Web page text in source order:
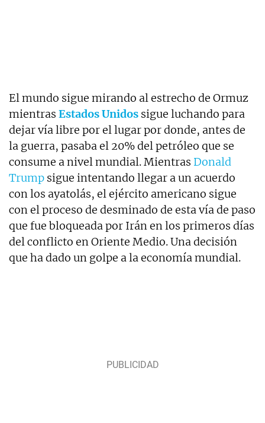
El mundo sigue mirando al estrecho de Ormuz
mientras Estados Unidos sigue luchando para
dejar vía libre por el lugar por donde, antes de
la guerra, pasaba el 20% del petróleo que se
consume a nivel mundial. Mientras Donald
Trump sigue intentando llegar a un acuerdo
con los ayatolás, el ejército americano sigue
con el proceso de desminado de esta vía de paso
que fue bloqueada por Irán en los primeros días
del conflicto en Oriente Medio. Una decisión
que ha dado un golpe a la economía mundial.